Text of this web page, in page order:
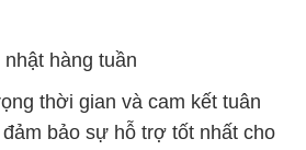
hàng tuần
thời gian và cam kết tuân
bảo sự hỗ trợ tốt nhất cho